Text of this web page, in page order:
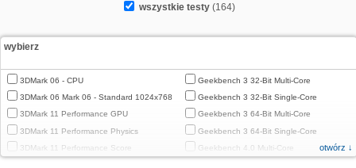
wszystkie testy (164)
wybierz
3DMark 06 - CPU
3DMark 06 Mark 06 - Standard 1024x768
3DMark 11 Performance GPU
3DMark 11 Performance Physics
3DMark 11 Performance Score
Geekbench 3 32-Bit Multi-Core
Geekbench 3 32-Bit Single-Core
Geekbench 3 64-Bit Multi-Core
Geekbench 3 64-Bit Single-Core
Geekbench 4.0 Multi-Core
otwórz ↓